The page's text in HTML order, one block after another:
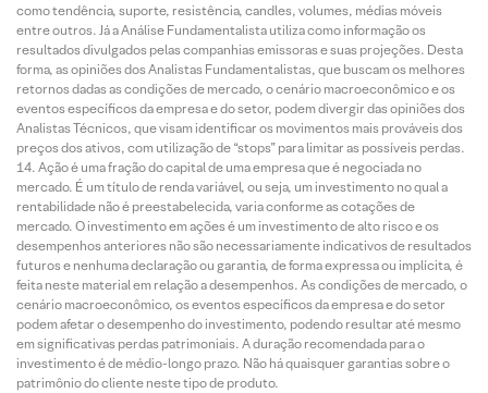
como tendência, suporte, resistência, candles, volumes, médias móveis
entre outros. Já a Análise Fundamentalista utiliza como informação os
resultados divulgados pelas companhias emissoras e suas projeções. Desta
forma, as opiniões dos Analistas Fundamentalistas, que buscam os melhores
retornos dadas as condições de mercado, o cenário macroeconômico e os
eventos específicos da empresa e do setor, podem divergir das opiniões dos
Analistas Técnicos, que visam identificar os movimentos mais prováveis dos
preços dos ativos, com utilização de “stops” para limitar as possíveis perdas.
Ação é uma fração do capital de uma empresa que é negociada no
mercado. É um título de renda variável, ou seja, um investimento no qual a
rentabilidade não é preestabelecida, varia conforme as cotações de
mercado. O investimento em ações é um investimento de alto risco e os
desempenhos anteriores não são necessariamente indicativos de resultados
futuros e nenhuma declaração ou garantia, de forma expressa ou implícita, é
feita neste material em relação a desempenhos. As condições de mercado, o
cenário macroeconômico, os eventos específicos da empresa e do setor
podem afetar o desempenho do investimento, podendo resultar até mesmo
em significativas perdas patrimoniais. A duração recomendada para o
investimento é de médio-longo prazo. Não há quaisquer garantias sobre o
patrimônio do cliente neste tipo de produto.